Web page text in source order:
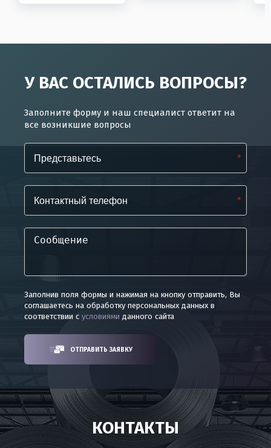
У ВАС ОСТАЛИСЬ ВОПРОСЫ?
Заполните форму и наш специалист ответит на
все возникшие вопросы
*
*
Заполнив поля формы и нажимая на кнопку отправить, Вы
соглашаетесь на обработку персональных данных в
соответствии с условиями данного сайта
ОТПРАВИТЬ ЗАЯВКУ
КОНТАКТЫ